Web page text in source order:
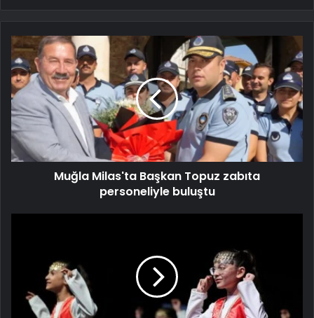
Muğla Milas'ta Başkan Topuz zabıta
personeliyle buluştu